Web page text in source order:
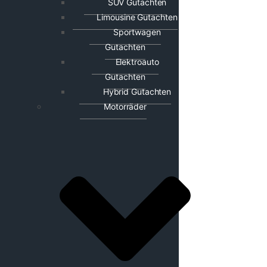
SUV Gutachten
Limousine Gutachten
Sportwagen
Gutachten
Elektroauto
Gutachten
Hybrid Gutachten
Motorräder